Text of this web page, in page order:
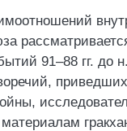
91–88 гг. до